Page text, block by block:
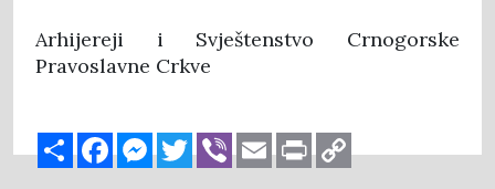
Arhijereji i Svještenstvo Crnogorske
Pravoslavne Crkve
ShareFacebook
Messenger
Twitter
ViberEmailPrint
Link